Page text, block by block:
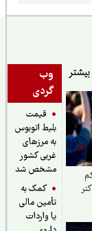
وب
گردی
قیمت
بلیط اتوبوس
به مرزهای
غربی کشور
مشخص شد
کمک به
تأمین مالی
یا واردات